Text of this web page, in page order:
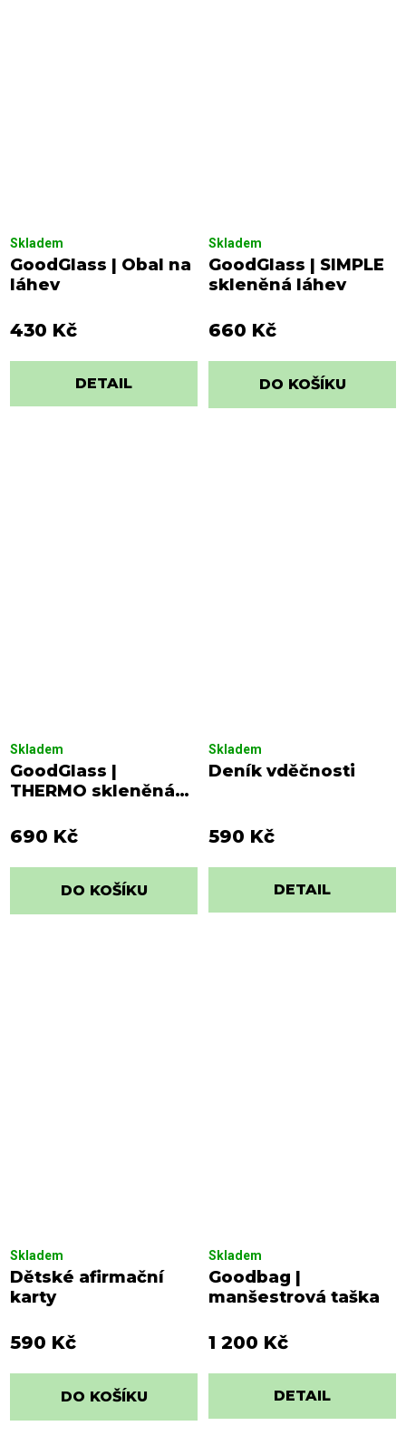
GoodGlass | Obal na
láhev
Skladem
430 Kč
DETAIL
GoodGlass | SIMPLE
skleněná láhev
Skladem
660 Kč
DO KOŠÍKU
GoodGlass |
THERMO skleněná
Skladem
690 Kč
DO KOŠÍKU
Deník vděčnosti
Skladem
590 Kč
DETAIL
Dětské afirmační
karty
Skladem
590 Kč
DO KOŠÍKU
Goodbag |
manšestrová taška
Skladem
1 200 Kč
DETAIL